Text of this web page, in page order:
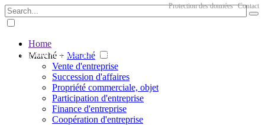
The big marketplace for business
Protection des données Contact
Home
Marché + Marché
Vente d'entreprise
Succession d'affaires
Propriété commerciale, objet
Participation d'entreprise
Finance d'entreprise
Coopération d'entreprise